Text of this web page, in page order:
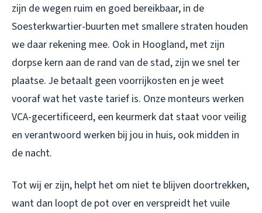
zijn de wegen ruim en goed bereikbaar, in de
Soesterkwartier-buurten met smallere straten houden
we daar rekening mee. Ook in Hoogland, met zijn
dorpse kern aan de rand van de stad, zijn we snel ter
plaatse. Je betaalt geen voorrijkosten en je weet
vooraf wat het vaste tarief is. Onze monteurs werken
VCA-gecertificeerd, een keurmerk dat staat voor veilig
en verantwoord werken bij jou in huis, ook midden in
de nacht.
Tot wij er zijn, helpt het om niet te blijven doortrekken,
want dan loopt de pot over en verspreidt het vuile